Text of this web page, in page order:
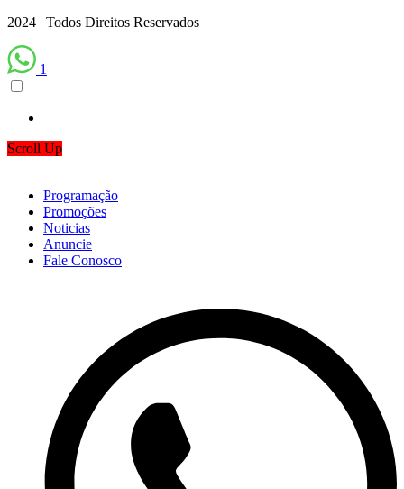
2024 | Todos Direitos Reservados
1
Scroll Up
Programação
Promoções
Noticias
Anuncie
Fale Conosco